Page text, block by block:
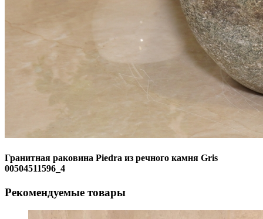
Гранитная раковина Piedra из речного камня Gris
00504511596_4
Рекомендуемые товары